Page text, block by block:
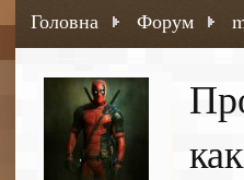
Головна Форум